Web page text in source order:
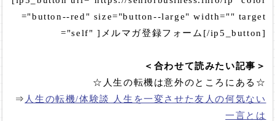
="button--red" size="button--large" width="" target
="self" ]メルマガ登録フォーム[/ip5_button]
＜合わせて読みたい記事＞
☆人生の転機は意外のところにある☆
⇒ 人生の転機/体験談 人生を一変させた友人の何気ない
一言とは